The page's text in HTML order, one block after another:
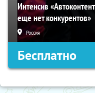
Интенсив
еще нет конкурентов»
Россия
Бесплатно